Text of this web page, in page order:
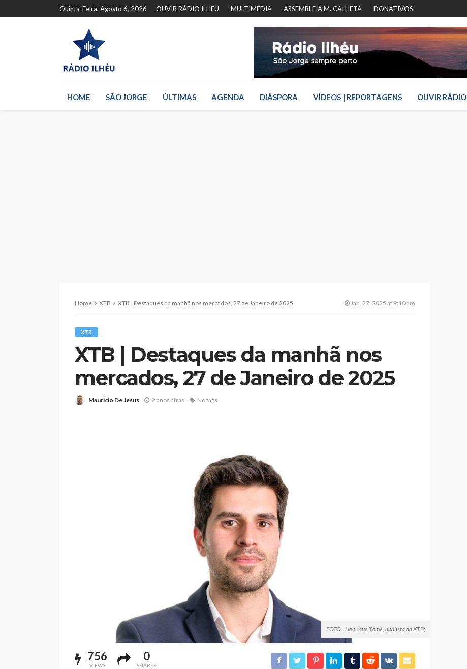
Quinta-Feira, Agosto 6, 2026 OUVIR RÁDIO ILHÉU MULTIMÉDIA ASSEMBLEIA M. CALHETA DONATIVOS
HOME SÃO JORGE ÚLTIMAS AGENDA DIÁSPORA VÍDEOS | REPORTAGENS OUVIR RÁDIO
Home XTB XTB | Destaques da manhã nos mercados, 27 de Janeiro de 2025 Jan. 27, 2025 at 9:10 am
XTB
XTB | Destaques da manhã nos
mercados, 27 de Janeiro de 2025
Mauricio De Jesus 2 anos atrás No tags
FOTO | Henrique Tomé, analista da XTB;
756
VIEWS
0
SHARES